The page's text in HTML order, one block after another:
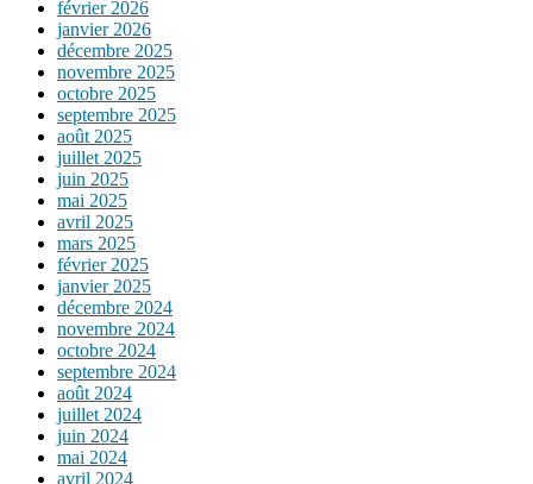
février 2026
janvier 2026
décembre 2025
novembre 2025
octobre 2025
septembre 2025
août 2025
juillet 2025
juin 2025
mai 2025
avril 2025
mars 2025
février 2025
janvier 2025
décembre 2024
novembre 2024
octobre 2024
septembre 2024
août 2024
juillet 2024
juin 2024
mai 2024
avril 2024